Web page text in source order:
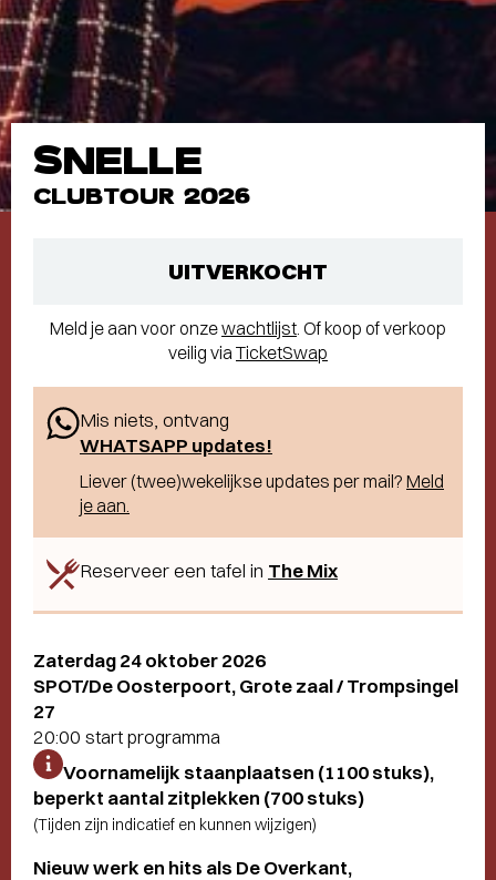
SNELLE
CLUBTOUR 2026
Zaterdag 24 oktober 2026
SPOT/De Oosterpoort, Grote zaal / Trompsingel
27
20:00 start programma
Voornamelijk staanplaatsen (1100 stuks),
beperkt aantal zitplekken (700 stuks)
(Tijden zijn indicatief en kunnen wijzigen)
Nieuw werk en hits als De Overkant,
UITVERKOCHT
Meld je aan voor onzewachtlijst. Of koop of verkoop
veilig viaTicketSwap
Mis niets, ontvang
WHATSAPP updates!
Liever (twee)wekelijkse updates per mail? Meld
je aan.
Reserveer een tafel in The Mix